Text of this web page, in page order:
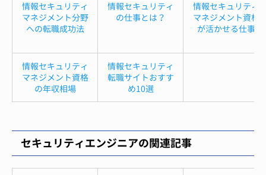
情報セキュリティ
マネジメント分野
への転職成功法
情報セキュリティ
の仕事とは？
情報セキュリティ
マネジメント資格
が活かせる仕事
情報セキュリティ
マネジメント資格
の年収相場
情報セキュリティ
転職サイトおすす
め10選
セキュリティエンジニアの関連記事